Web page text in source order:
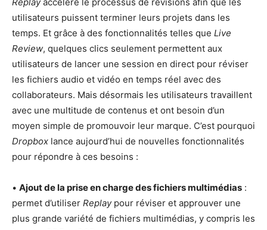
utilisateurs puissent terminer leurs projets dans les
temps. Et grâce à des fonctionnalités telles que Live
Review, quelques clics seulement permettent aux
utilisateurs de lancer une session en direct pour réviser
les fichiers audio et vidéo en temps réel avec des
collaborateurs. Mais désormais les utilisateurs travaillent
avec une multitude de contenus et ont besoin d’un
moyen simple de promouvoir leur marque. C’est pourquoi
Dropbox lance aujourd’hui de nouvelles fonctionnalités
pour répondre à ces besoins :
• Ajout de la prise en charge des fichiers multimédias :
permet d’utiliser Replaypour réviser et approuver une
plus grande variété de fichiers multimédias, y compris les